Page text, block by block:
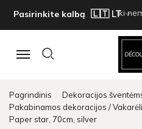
Pasirinkite kalbą Iki
Navigacija
Pagrindinis
Dekoracijos
Pakabinamos dekoracijos /
Paper star, 70cm, silver